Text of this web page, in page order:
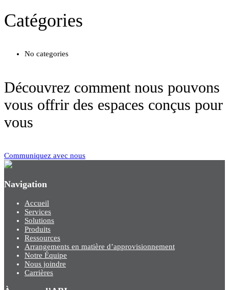
Catégories
No categories
Découvrez comment nous pouvons
vous offrir des espaces conçus pour
vous
Communiquez avec nous
Navigation
Accueil
Services
Solutions
Produits
Ressources
Arrangements en matière d’approvisionnement
Notre Équipe
Nous joindre
Carrières